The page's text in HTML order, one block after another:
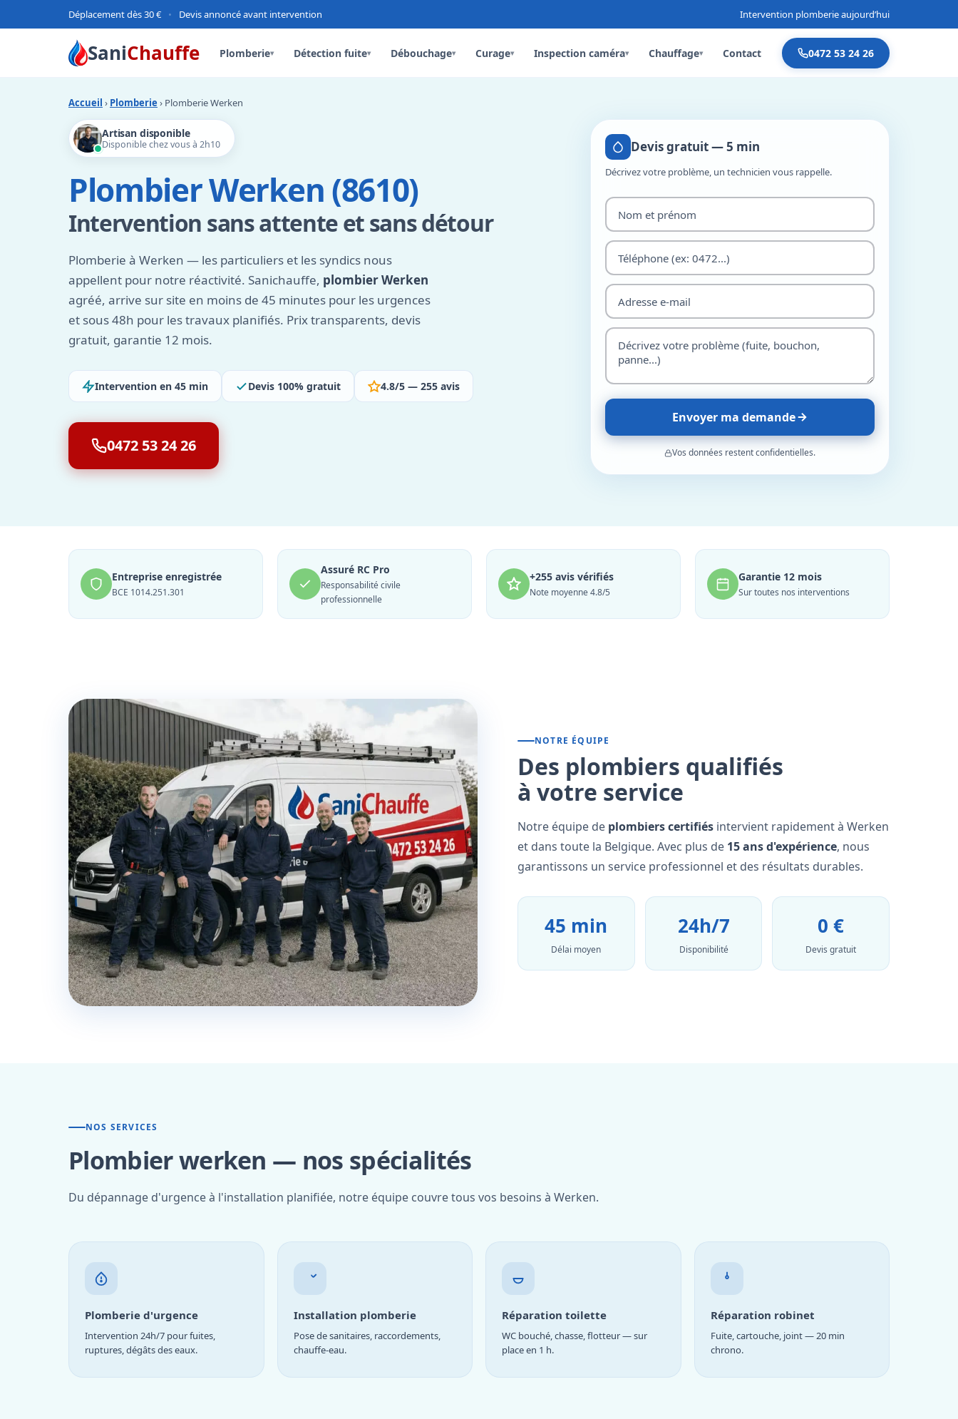
Déplacement dès 30 € • Devis annoncé avant intervention Intervention plomberie aujourd’hui
SaniChauffe Plomberie▾ Détection fuite▾ Débouchage▾ Curage▾ Inspection caméra▾ Chauffage▾ Contact 0472 53 24 26
Accueil › Plomberie › Plomberie Werken
Artisan disponible
Disponible chez vous à 2h10
Plombier Werken (8610)
Intervention sans attente et sans détour
Plomberie à Werken — les particuliers et les syndics nous
appellent pour notre réactivité. Sanichauffe, plombier Werken
agréé, arrive sur site en moins de 45 minutes pour les urgences
et sous 48h pour les travaux planifiés. Prix transparents, devis
gratuit, garantie 12 mois.
Intervention en 45 min Devis 100% gratuit 4.8/5 — 255 avis
0472 53 24 26
Devis gratuit — 5 min
Décrivez votre problème, un technicien vous rappelle.
Envoyer ma demande
Vos données restent confidentielles.
Entreprise enregistrée
BCE 1014.251.301
Assuré RC Pro
Responsabilité civile
professionnelle
+255 avis vérifiés
Note moyenne 4.8/5
Garantie 12 mois
Sur toutes nos interventions
NOTRE ÉQUIPE
Des plombiers qualifiés
à votre service
Notre équipe de plombiers certifiés intervient rapidement à Werken
et dans toute la Belgique. Avec plus de 15 ans d'expérience, nous
garantissons un service professionnel et des résultats durables.
45 min
Délai moyen
24h/7
Disponibilité
0 €
Devis gratuit
NOS SERVICES
Plombier werken — nos spécialités
Du dépannage d'urgence à l'installation planifiée, notre équipe couvre tous vos besoins à Werken.
Plomberie d'urgence
Intervention 24h/7 pour fuites,
ruptures, dégâts des eaux.
Installation plomberie
Pose de sanitaires, raccordements,
chauffe-eau.
Réparation toilette
WC bouché, chasse, flotteur — sur
place en 1 h.
Réparation robinet
Fuite, cartouche, joint — 20 min
chrono.